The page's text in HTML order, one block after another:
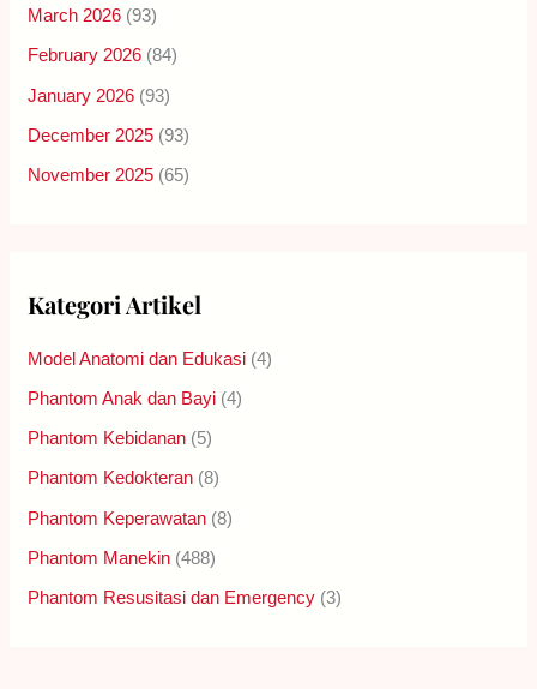
March 2026 (93)
February 2026 (84)
January 2026 (93)
December 2025 (93)
November 2025 (65)
Kategori Artikel
Model Anatomi dan Edukasi (4)
Phantom Anak dan Bayi (4)
Phantom Kebidanan (5)
Phantom Kedokteran (8)
Phantom Keperawatan (8)
Phantom Manekin (488)
Phantom Resusitasi dan Emergency (3)